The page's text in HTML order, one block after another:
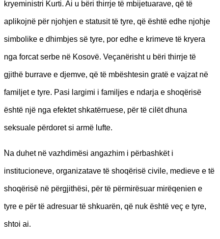
kryeministri Kurti. Ai u bëri thirrje të mbijetuarave, që të
aplikojnë për njohjen e statusit të tyre, që është edhe njohje
simbolike e dhimbjes së tyre, por edhe e krimeve të kryera
nga forcat serbe në Kosovë. Veçanërisht u bëri thirrje të
gjithë burrave e djemve, që të mbështesin gratë e vajzat në
familjet e tyre. Pasi largimi i familjes e ndarja e shoqërisë
është një nga efektet shkatërruese, për të cilët dhuna
seksuale përdoret si armë lufte.
ࣿNa duhet në vazhdimësi angazhim i përbashkët i
institucioneve, organizatave të shoqërisë civile, medieve e të
shoqërisë në përgjithësi, për të përmirësuar mirëqenien e
tyre e për të adresuar të shkuarën, që nuk është veç e tyre,
shtoi ai.